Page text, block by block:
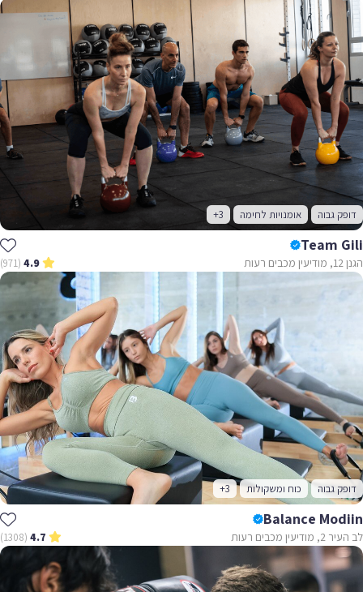
דופק גבוה אומנויות לחימה +3
Team Gili
הגנן 12, מודיעין מכבים רעות 4.9
(971)
דופק גבוה כוח ומשקולות +3
Balance Modiin
לב העיר 2, מודיעין מכבים רעות 4.7
(1308)